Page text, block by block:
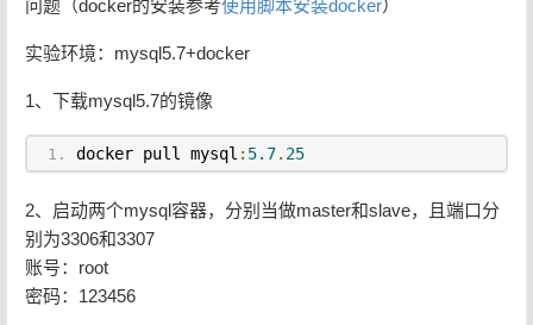
问题（docker的安装参考使用脚本安装docker）
实验环境：mysql5.7+docker
1、下载mysql5.7的镜像
docker pull mysql : 5.7. 25
2、启动两个mysql容器，分别当做master和slave，且端口分
别为3306和3307
账号：root
密码：123456